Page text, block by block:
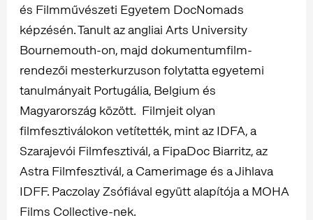
és Filmművészeti Egyetem DocNomads
képzésén. Tanult az angliai Arts University
Bournemouth-on, majd dokumentumfilm-
rendezői mesterkurzuson folytatta egyetemi
tanulmányait Portugália, Belgium és
Magyarország között. Filmjeit olyan
filmfesztiválokon vetítették, mint az IDFA, a
Szarajevói Filmfesztivál, a FipaDoc Biarritz, az
Astra Filmfesztivál, a Camerimage és a Jihlava
IDFF. Paczolay Zsófiával együtt alapítója a MOHA
Films Collective-nek.